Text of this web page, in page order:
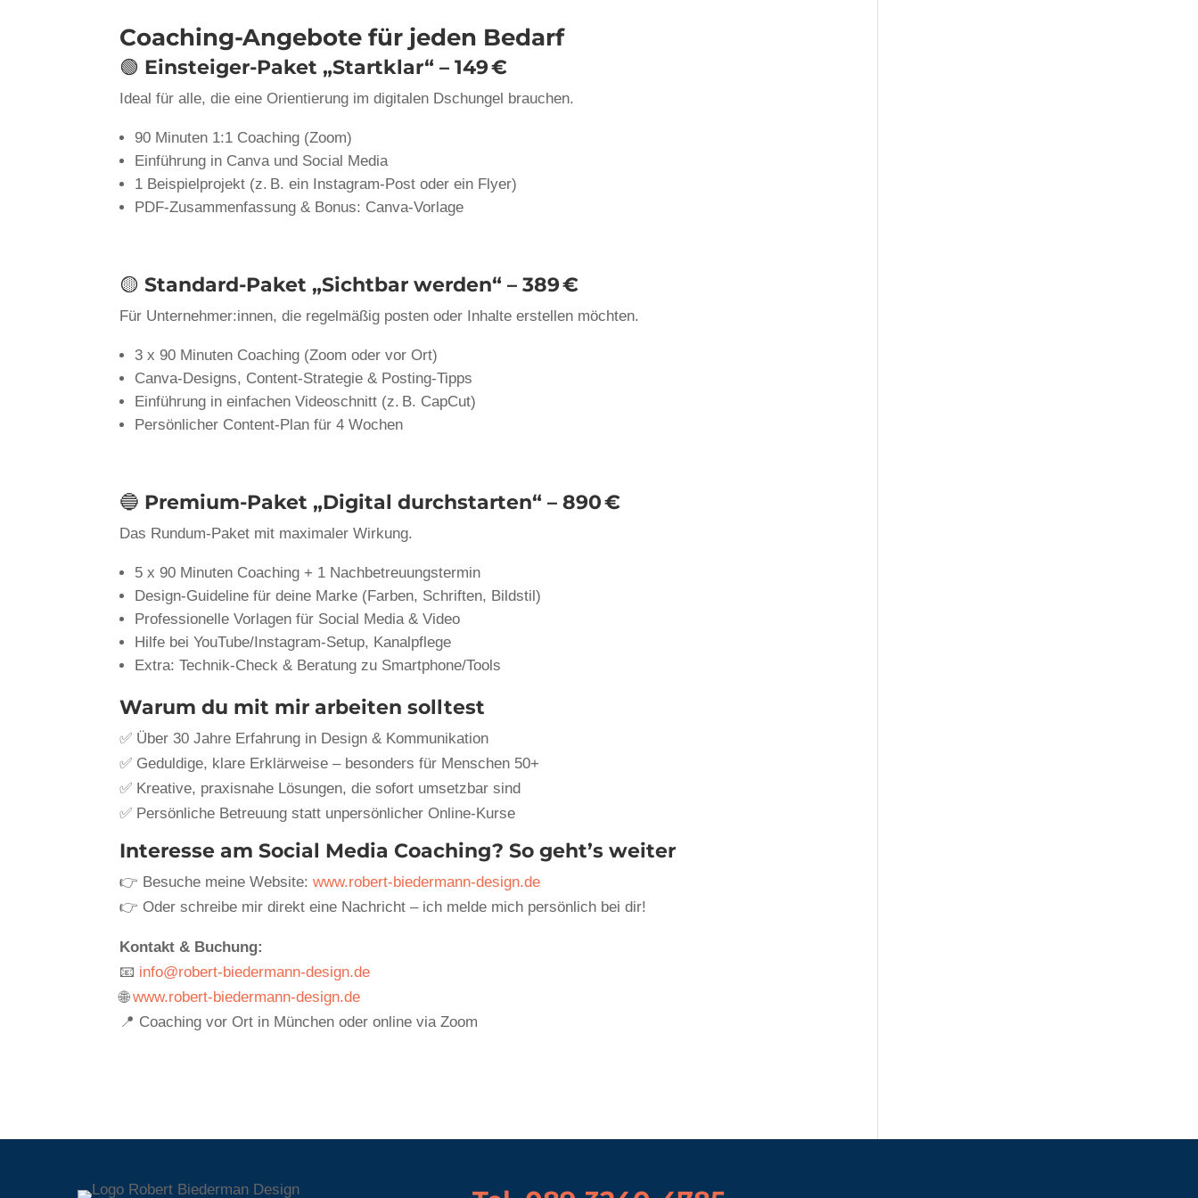
Coaching-Angebote für jeden Bedarf
🟢 Einsteiger-Paket „Startklar“ – 149 €
Ideal für alle, die eine Orientierung im digitalen Dschungel brauchen.
90 Minuten 1:1 Coaching (Zoom)
Einführung in Canva und Social Media
1 Beispielprojekt (z. B. ein Instagram-Post oder ein Flyer)
PDF-Zusammenfassung & Bonus: Canva-Vorlage
🟡Standard-Paket „Sichtbar werden“ – 389 €
Für Unternehmer:innen, die regelmäßig posten oder Inhalte erstellen möchten.
3 x 90 Minuten Coaching (Zoom oder vor Ort)
Canva-Designs, Content-Strategie & Posting-Tipps
Einführung in einfachen Videoschnitt (z. B. CapCut)
Persönlicher Content-Plan für 4 Wochen
🔵 Premium-Paket „Digital durchstarten“ – 890 €
Das Rundum-Paket mit maximaler Wirkung.
5 x 90 Minuten Coaching + 1 Nachbetreuungstermin
Design-Guideline für deine Marke (Farben, Schriften, Bildstil)
Professionelle Vorlagen für Social Media & Video
Hilfe bei YouTube/Instagram-Setup, Kanalpflege
Extra: Technik-Check & Beratung zu Smartphone/Tools
Warum du mit mir arbeiten solltest
✅ Über 30 Jahre Erfahrung in Design & Kommunikation
✅ Geduldige, klare Erklärweise – besonders für Menschen 50+
✅ Kreative, praxisnahe Lösungen, die sofort umsetzbar sind
✅ Persönliche Betreuung statt unpersönlicher Online-Kurse
Interesse am Social Media Coaching? So geht’s weiter
👉 Besuche meine Website:www.robert-biedermann-design.de
👉 Oder schreibe mir direkt eine Nachricht – ich melde mich persönlich bei dir!
Kontakt & Buchung:
📧 info@robert-biedermann-design.de
🌐www.robert-biedermann-design.de
📍 Coaching vor Ort in München oder online via Zoom